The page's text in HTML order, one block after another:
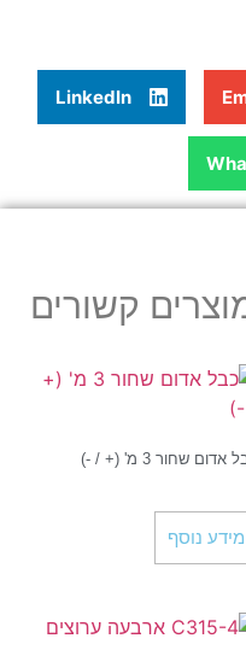
LinkedIn
קשורים
אדום שחור 3 מ' (+ / -)
מידע נוסף